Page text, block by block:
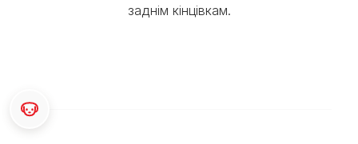
заднім кінцівкам.